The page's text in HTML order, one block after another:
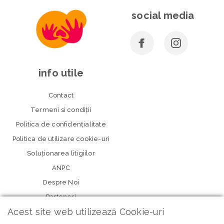
social media
info utile
Contact
Termeni si condiţii
Politica de confidenţialitate
Politica de utilizare cookie-uri
Soluționarea litigiilor
ANPC
Despre Noi
Parteneri
Acest site web utilizează Cookie-uri